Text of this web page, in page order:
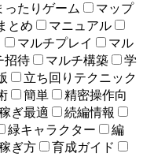
ったりゲーム
マップ
とめ
マニュアル
マルチプレイ
マル
招待 マルチ構築
学
立ち回りテクニック
簡単
精密操作向
ぎ最適
続編情報
緑キャラクター
編
ぎ方
育成ガイド